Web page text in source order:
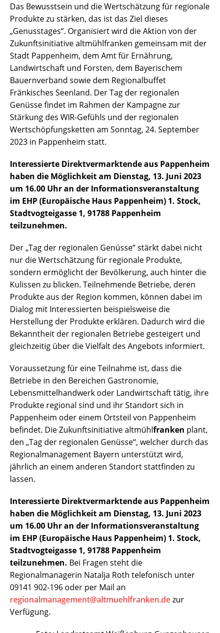
Das Bewusstsein und die Wertschätzung für regionale
Produkte zu stärken, das ist das Ziel dieses
„Genusstages“. Organisiert wird die Aktion von der
Zukunftsinitiative altmühlfranken gemeinsam mit der
Stadt Pappenheim, dem Amt für Ernährung,
Landwirtschaft und Forsten, dem Bayerischem
Bauernverband sowie dem Regionalbuffet
Fränkisches Seenland. Der Tag der regionalen
Genüsse findet im Rahmen der Kampagne zur
Stärkung des WIR-Gefühls und der regionalen
Wertschöpfungsketten am Sonntag, 24. September
2023 in Pappenheim statt.
Interessierte Direktvermarktende aus Pappenheim
haben die Möglichkeit am Dienstag, 13. Juni 2023
um 16.00 Uhr an der Informationsveranstaltung
im EHP (Europäische Haus Pappenheim) 1. Stock,
Stadtvogteigasse 1, 91788 Pappenheim
teilzunehmen.
Der „Tag der regionalen Genüsse“ stärkt dabei nicht
nur die Wertschätzung für regionale Produkte,
sondern ermöglicht der Bevölkerung, auch hinter die
Kulissen zu blicken. Teilnehmende Betriebe, deren
Produkte aus der Region kommen, können dabei im
Dialog mit Interessierten beispielsweise die
Herstellung der Produkte erklären. Dadurch wird die
Bekanntheit der regionalen Betriebe gesteigert und
gleichzeitig über die Vielfalt des Angebots informiert.
Voraussetzung für eine Teilnahme ist, dass die
Betriebe in den Bereichen Gastronomie,
Lebensmittelhandwerk oder Landwirtschaft tätig, ihre
Produkte regional sind und ihr Standort sich in
Pappenheim oder einem Ortsteil von Pappenheim
befindet. Die Zukunftsinitiative altmühlfranken plant,
den „Tag der regionalen Genüsse“, welcher durch das
Regionalmanagement Bayern unterstützt wird,
jährlich an einem anderen Standort stattfinden zu
lassen.
Interessierte Direktvermarktende aus Pappenheim
haben die Möglichkeit am Dienstag, 13. Juni 2023
um 16.00 Uhr an der Informationsveranstaltung
im EHP (Europäische Haus Pappenheim) 1. Stock,
Stadtvogteigasse 1, 91788 Pappenheim
teilzunehmen. Bei Fragen steht die
Regionalmanagerin Natalja Roth telefonisch unter
09141 902-196 oder per Mail an
regionalmanagement@altmuehlfranken.dezur
Verfügung.